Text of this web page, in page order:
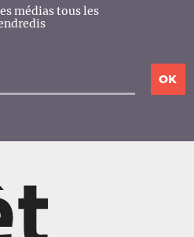
médias tous les